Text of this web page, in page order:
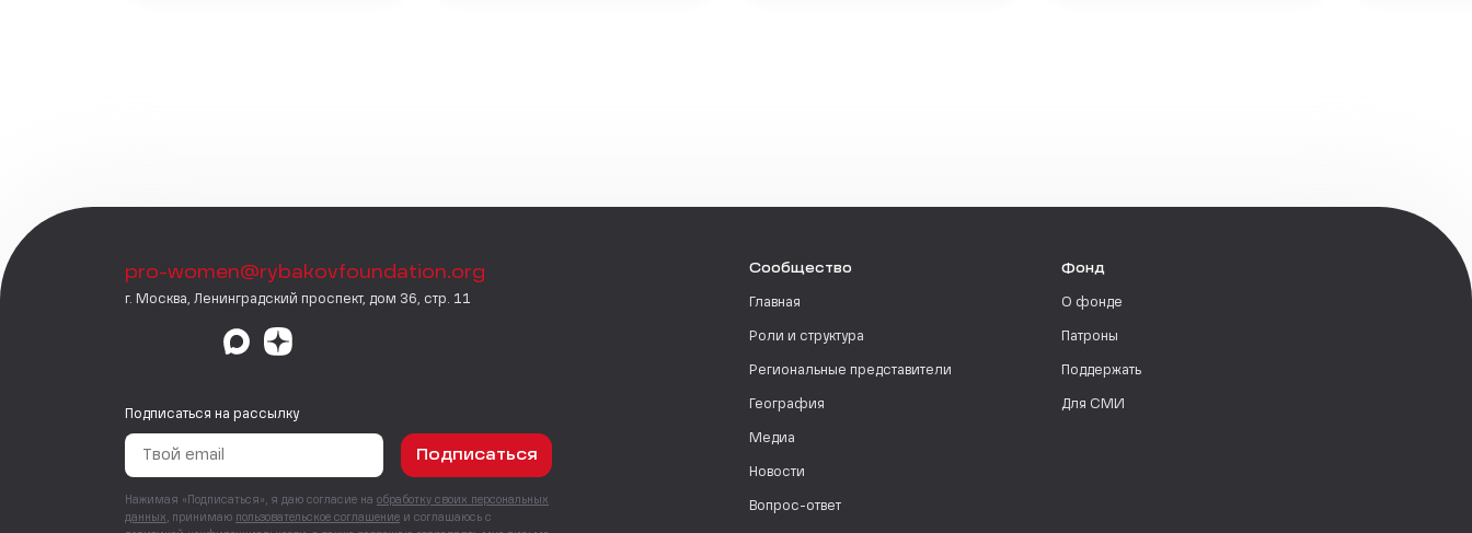
pro-women@rybakovfoundation.org
г. Москва, Ленинградский проспект, дом 36, стр. 11
Подписаться на рассылку
Подписаться
Нажимая «Подписаться», я даю согласие на обработку своих персональных
данных , принимаю пользовательское соглашение и соглашаюсь с
Сообщество
Главная
Роли и структура
Региональные представители
География
Медиа
Новости
Вопрос-ответ
Фонд
О фонде
Патроны
Поддержать
Для СМИ